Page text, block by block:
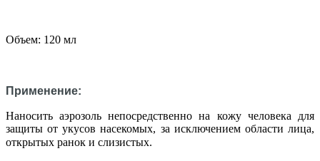
Объем: 120 мл
Применение:
Наносить аэрозоль непосредственно на кожу человека для
защиты от укусов насекомых, за исключением области лица,
открытых ранок и слизистых.